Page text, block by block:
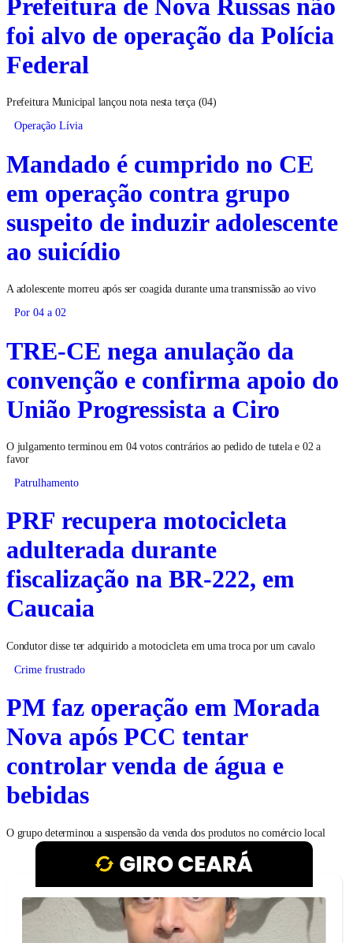
foi alvo de operação da Polícia
Federal
Prefeitura Municipal lançou nota nesta terça (04)
Operação Lívia
Mandado é cumprido no CE
em operação contra grupo
suspeito de induzir adolescente
ao suicídio
A adolescente morreu após ser coagida durante uma transmissão ao vivo
Por 04 a 02
TRE-CE nega anulação da
convenção e confirma apoio do
União Progressista a Ciro
O julgamento terminou em 04 votos contrários ao pedido de tutela e 02 a
favor
Patrulhamento
PRF recupera motocicleta
adulterada durante
fiscalização na BR-222, em
Caucaia
Condutor disse ter adquirido a motocicleta em uma troca por um cavalo
Crime frustrado
PM faz operação em Morada
Nova após PCC tentar
controlar venda de água e
bebidas
O grupo determinou a suspensão da venda dos produtos no comércio local